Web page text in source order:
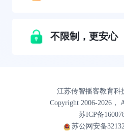
不限制，更安心
江苏传智播客教育科
Copyright 2006-2026，
苏ICP备
苏公网安备